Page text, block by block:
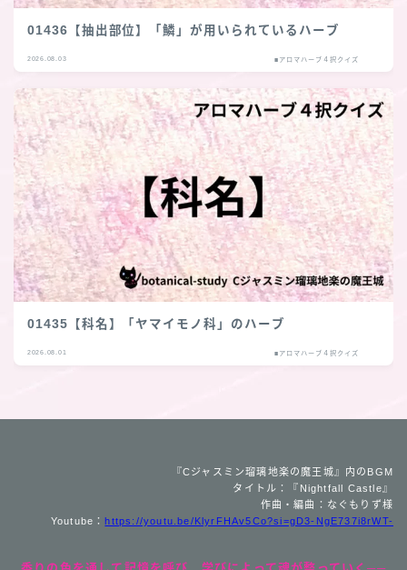
01436【抽出部位】「鱗」が用いられているハーブ
2026.08.03 ■アロマハーブ４択クイズ
01435【科名】「ヤマイモノ科」のハーブ
2026.08.01 ■アロマハーブ４択クイズ
『Cジャスミン瑠璃地楽の魔王城』内のBGM
タイトル：『Nightfall Castle』
作曲・編曲：なぐもりず様
Youtube： https://youtu.be/KlyrFHAv5Co?si=gD3-NgE737i8rWT-